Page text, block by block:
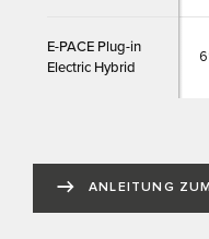
E-PACE Plug-in
Electric Hybrid
ANLEITUNG